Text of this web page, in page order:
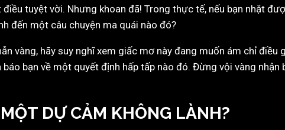
tuyệt vời. Nhưng khoan đã! Trong thực tế, nếu bạn nhặt
đến một câu chuyện ma quái nào đó?
vàng, hãy suy nghĩ xem giấc mơ này đang muốn ám chỉ điều
bạn về một quyết định hấp tấp nào đó. Đừng vội vàng nhận
DỰ CẢM KHÔNG LÀNH?